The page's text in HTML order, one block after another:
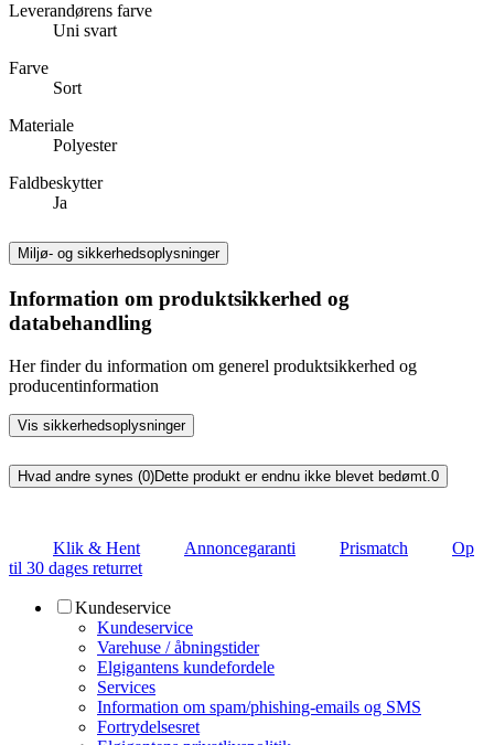
Leverandørens farve
Uni svart
Farve
Sort
Materiale
Polyester
Faldbeskytter
Ja
Miljø- og sikkerhedsoplysninger
Information om produktsikkerhed og
databehandling
Her finder du information om generel produktsikkerhed og
producentinformation
Vis sikkerhedsoplysninger
Hvad andre synes (0)Dette produkt er endnu ikke blevet bedømt.0
Klik & Hent Annoncegaranti Prismatch
Op
til 30 dages returret
Kundeservice
Kundeservice
Varehuse / åbningstider
Elgigantens kundefordele
Services
Information om spam/phishing-emails og SMS
Fortrydelsesret